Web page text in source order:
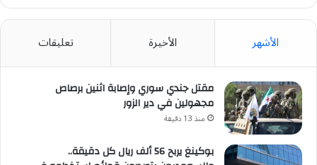
الأشهر الأخيرة تعليقات
مقتل جندي سوري وإصابة اثنين برصاص
مجهولين في دير الزور
منذ 13 دقيقة
بوكينغ يربح 56 ألف ريال كل دقيقة..